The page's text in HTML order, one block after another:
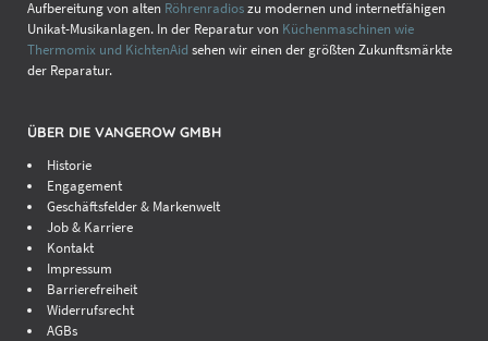
Aufbereitung von alten Röhrenradioszu modernen und internetfähigen
Unikat-Musikanlagen. In der Reparatur von Küchenmaschinen wie
Thermomix und KichtenAid sehen wir einen der größten Zukunftsmärkte
der Reparatur.
ÜBER DIE VANGEROW GMBH
Historie
Engagement
Geschäftsfelder & Markenwelt
Job & Karriere
Kontakt
Impressum
Barrierefreiheit
Widerrufsrecht
AGBs